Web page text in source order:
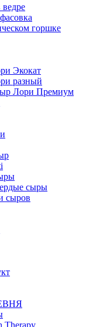
ведре
горшке
Экокат
разный
Лори Премиум
сыры
сыров
Therapy